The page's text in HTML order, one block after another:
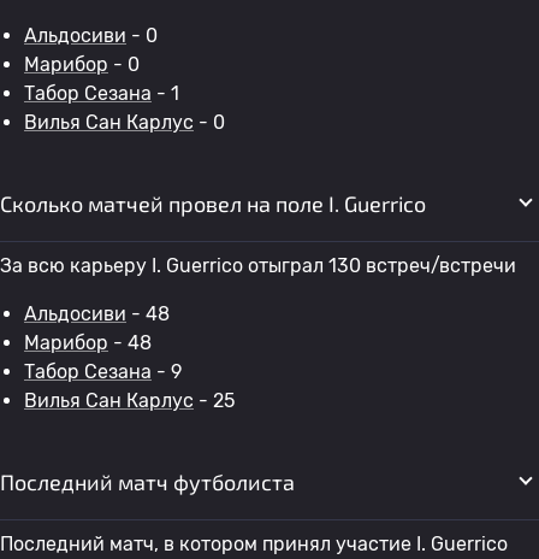
Альдосиви - 0
Марибор - 0
Табор Сезана - 1
Вилья Сан Карлус - 0
Сколько матчей провел на поле I. Guerrico
За всю карьеру I. Guerrico отыграл 130 встреч/встречи
Альдосиви - 48
Марибор - 48
Табор Сезана - 9
Вилья Сан Карлус - 25
Последний матч футболиста
Последний матч, в котором принял участие I. Guerrico